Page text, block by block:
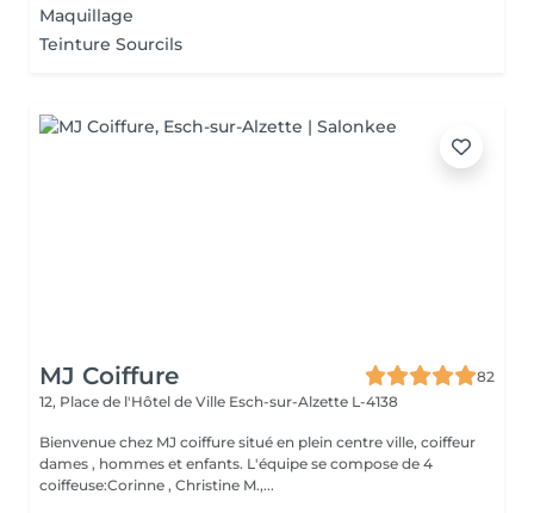
Maquillage
Teinture Sourcils
MJ Coiffure
82
12, Place de l'Hôtel de Ville Esch-sur-Alzette L-4138
Bienvenue chez MJ coiffure situé en plein centre ville, coiffeur
dames , hommes et enfants. L'équipe se compose de 4
coiffeuse:Corinne , Christine M.,...